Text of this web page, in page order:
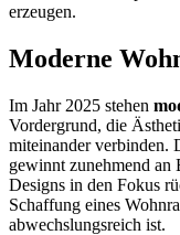
erzeugen.
Moderne
Im Jahr 2025 stehen
Vordergrund, die
miteinander verbinden.
gewinnt zunehmend
Designs in den Fokus
Schaffung eines
abwechslungsreich ist.